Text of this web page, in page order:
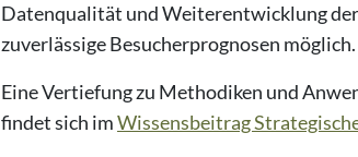
Datenqualität und Weiterentwicklung
zuverlässige Besucherprognosen möglich.
Eine Vertiefung zu Methodiken und
findet sich imWissensbeitrag